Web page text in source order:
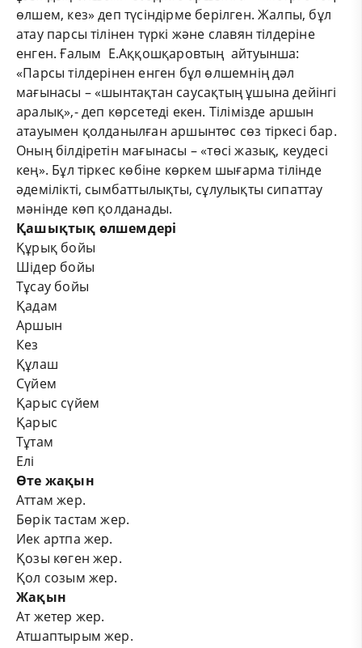
өлшем, кез» деп түсіндірме берілген. Жалпы, бұл
атау парсы тілінен түркі және славян тілдеріне
енген. Ғалым Е.Аққошқаровтың айтуынша:
«Парсы тілдерінен енген бұл өлшемнің дәл
мағынасы – «шынтақтан саусақтың ұшына дейінгі
аралық»,- деп көрсетеді екен. Тілімізде аршын
атауымен қолданылған аршынтөс сөз тіркесі бар.
Оның білдіретін мағынасы – «төсі жазық, кеудесі
кең». Бұл тіркес көбіне көркем шығарма тілінде
әдемілікті, сымбаттылықты, сұлулықты сипаттау
мәнінде көп қолданады.
Қашықтық өлшемдері
Құрық бойы
Шідер бойы
Тұсау бойы
Қадам
Аршын
Кез
Құлаш
Сүйем
Қарыс сүйем
Қарыс
Тұтам
Елі
Өте жақын
Аттам жер.
Бөрік тастам жер.
Иек артпа жер.
Қозы көген жер.
Қол созым жер.
Жақын
Ат жетер жер.
Атшаптырым жер.